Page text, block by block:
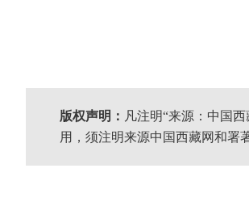
版权声明： 凡注明“来源：中国
用，须注明来源中国西藏网和署